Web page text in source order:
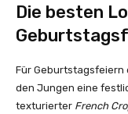
Die besten
Für Geburtstagsfeiern
den Jungen eine
texturierter French